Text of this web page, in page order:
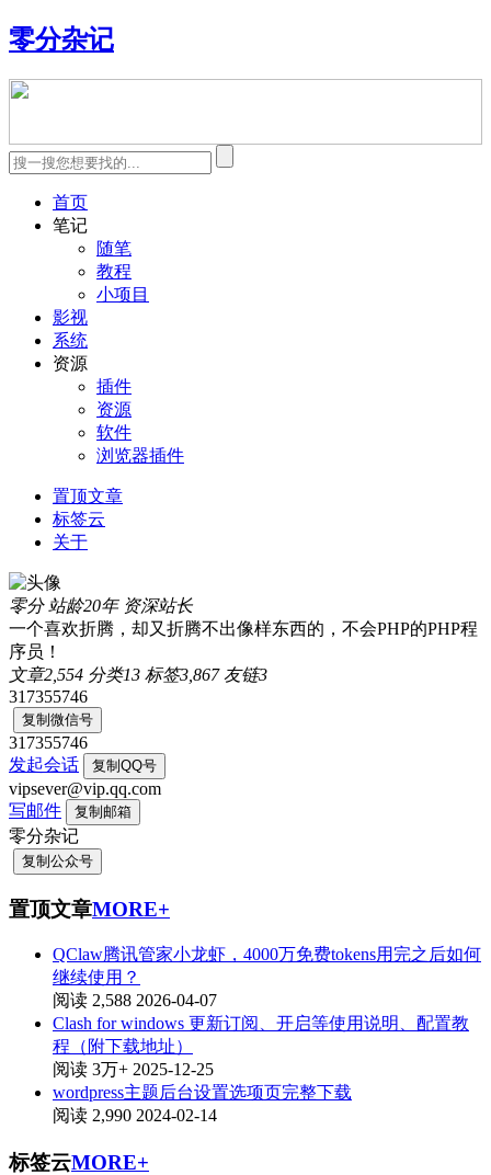
零分杂记
首页
笔记
随笔
教程
小项目
影视
系统
资源
插件
资源
软件
浏览器插件
置顶文章
标签云
关于
零分 站龄20年 资深站长
一个喜欢折腾，却又折腾不出像样东西的，不会PHP的PHP程
序员！
文章2,554 分类13 标签3,867 友链3
317355746
复制微信号
317355746
发起会话
复制QQ号
vipsever@vip.qq.com
写邮件
复制邮箱
零分杂记
复制公众号
置顶文章MORE+
QClaw腾讯管家小龙虾，4000万免费tokens用完之后如何
继续使用？
阅读 2,588 2026-04-07
Clash for windows 更新订阅、开启等使用说明、配置教
程（附下载地址）
阅读 3万+ 2025-12-25
wordpress主题后台设置选项页完整下载
阅读 2,990 2024-02-14
标签云MORE+